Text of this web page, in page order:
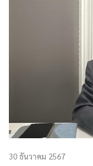
30 ธันวาคม 2567